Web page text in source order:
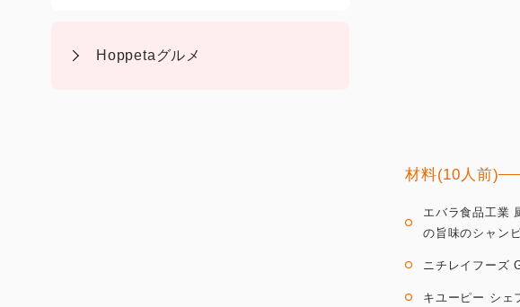
Hoppetaグルメ
材料(10人前)
エバラ食品工業
の旨味のシャン
ニチレイフーズ
キユーピー シェ